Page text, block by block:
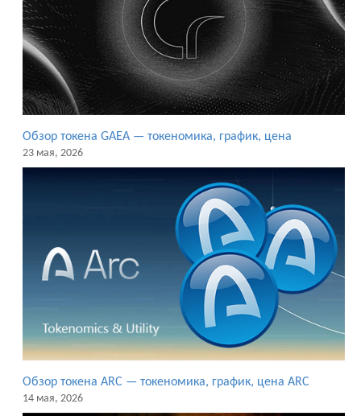
Обзор токена GAEA — токеномика, график, цена
23 мая, 2026
Обзор токена ARC — токеномика, график, цена ARC
14 мая, 2026